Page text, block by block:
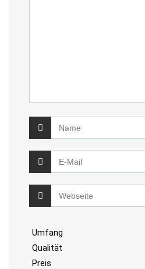
Umfang
Qualität
Preis